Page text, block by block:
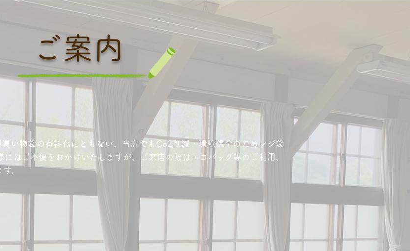
ご案内
い物袋の有料化にともない、当店でもCo2削減・環境保全のためレジ袋
はご不便をおかけいたしますが、ご来店の際はエコバッグ等のご利用、
。